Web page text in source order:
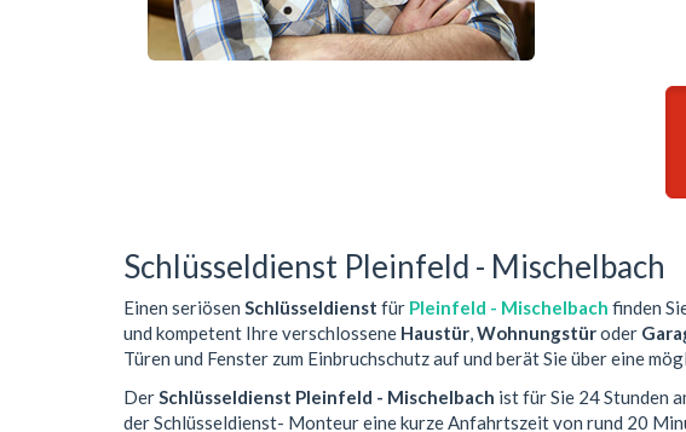
Schlüsseldienst Pleinfeld - Mischelbach
Einen seriösen Schlüsseldienst für Pleinfeld - Mischelbach finden
und kompetent Ihre verschlossene Haustür,Wohnungstüroder
Türen und Fenster zum Einbruchschutz auf und berät Sie über eine
DerSchlüsseldienst Pleinfeld - Mischelbach ist für Sie 24 Stunden
der Schlüsseldienst- Monteur eine kurze Anfahrtszeit von rund 20